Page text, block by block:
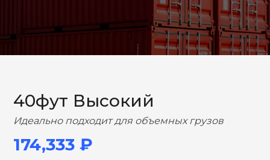
НАЗАД ВПЕРЕД
40фут Высокий
Идеально подходит для объемных грузов
174,333 ₽